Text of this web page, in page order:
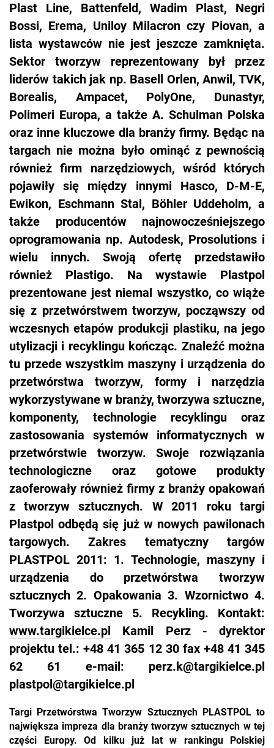
Plast Line, Battenfeld, Wadim Plast, Negri
Bossi, Erema, Uniloy Milacron czy Piovan, a
lista wystawców nie jest jeszcze zamknięta.
Sektor tworzyw reprezentowany był przez
liderów takich jak np. Basell Orlen, Anwil, TVK,
Borealis, Ampacet, PolyOne, Dunastyr,
Polimeri Europa, a także A. Schulman Polska
oraz inne kluczowe dla branży firmy. Będąc na
targach nie można było ominąć z pewnością
również firm narzędziowych, wśród których
pojawiły się między innymi Hasco, D-M-E,
Ewikon, Eschmann Stal, Böhler Uddeholm, a
także producentów najnowocześniejszego
oprogramowania np. Autodesk, Prosolutions i
wielu innych. Swoją ofertę przedstawiło
również Plastigo. Na wystawie Plastpol
prezentowane jest niemal wszystko, co wiąże
się z przetwórstwem tworzyw, począwszy od
wczesnych etapów produkcji plastiku, na jego
utylizacji i recyklingu kończąc. Znaleźć można
tu przede wszystkim maszyny i urządzenia do
przetwórstwa tworzyw, formy i narzędzia
wykorzystywane w branży, tworzywa sztuczne,
komponenty, technologie recyklingu oraz
zastosowania systemów informatycznych w
przetwórstwie tworzyw. Swoje rozwiązania
technologiczne oraz gotowe produkty
zaoferowały również firmy z branży opakowań
z tworzyw sztucznych. W 2011 roku targi
Plastpol odbędą się już w nowych pawilonach
targowych. Zakres tematyczny targów
PLASTPOL 2011: 1. Technologie, maszyny i
urządzenia do przetwórstwa tworzyw
sztucznych 2. Opakowania 3. Wzornictwo 4.
Tworzywa sztuczne 5. Recykling. Kontakt:
www.targikielce.pl Kamil Perz - dyrektor
projektu tel.: +48 41 365 12 30 fax +48 41 345
62 61 e-mail: perz.k@targikielce.pl
plastpol@targikielce.pl
Targi Przetwórstwa Tworzyw Sztucznych PLASTPOL to
największa impreza dla branży tworzyw sztucznych w tej
części Europy. Od kilku już lat w rankingu Polskiej